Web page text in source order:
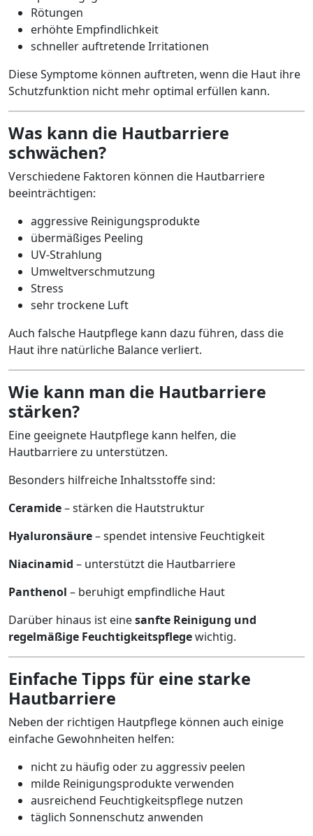
Rötungen
erhöhte Empfindlichkeit
schneller auftretende Irritationen
Diese Symptome können auftreten, wenn die Haut ihre
Schutzfunktion nicht mehr optimal erfüllen kann.
Was kann die Hautbarriere
schwächen?
Verschiedene Faktoren können die Hautbarriere
beeinträchtigen:
aggressive Reinigungsprodukte
übermäßiges Peeling
UV-Strahlung
Umweltverschmutzung
Stress
sehr trockene Luft
Auch falsche Hautpflege kann dazu führen, dass die
Haut ihre natürliche Balance verliert.
Wie kann man die Hautbarriere
stärken?
Eine geeignete Hautpflege kann helfen, die
Hautbarriere zu unterstützen.
Besonders hilfreiche Inhaltsstoffe sind:
Ceramide– stärken die Hautstruktur
Hyaluronsäure– spendet intensive Feuchtigkeit
Niacinamid – unterstützt die Hautbarriere
Panthenol – beruhigt empfindliche Haut
Darüber hinaus ist einesanfte Reinigung und
regelmäßige Feuchtigkeitspflegewichtig.
Einfache Tipps für eine starke
Hautbarriere
Neben der richtigen Hautpflege können auch einige
einfache Gewohnheiten helfen:
nicht zu häufig oder zu aggressiv peelen
milde Reinigungsprodukte verwenden
ausreichend Feuchtigkeitspflege nutzen
täglich Sonnenschutz anwenden